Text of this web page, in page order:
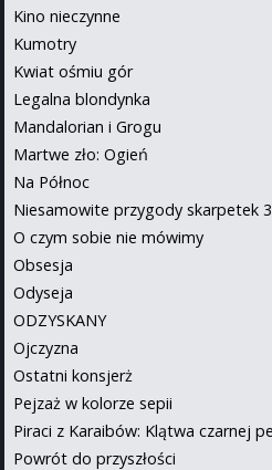
Kino nieczynne
Kumotry
Kwiat ośmiu gór
Legalna blondynka
Mandalorian i Grogu
Martwe zło: Ogień
Na Północ
Niesamowite przygody skarpetek
O czym sobie nie mówimy
Obsesja
Odyseja
ODZYSKANY
Ojczyzna
Ostatni konsjerż
Pejzaż w kolorze sepii
Piraci z Karaibów: Klątwa czarnej
Powrót do przyszłości